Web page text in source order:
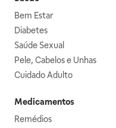
Bem Estar
Diabetes
Saúde Sexual
Pele, Cabelos e Unhas
Cuidado Adulto
Medicamentos
Remédios